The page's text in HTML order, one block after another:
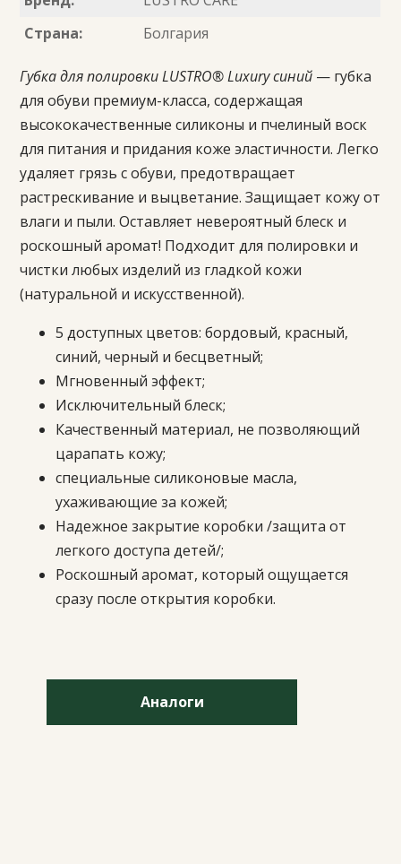
Страна:
Болгария
Губка для полировки LUSTRO® Luxury синий — губка
для обуви премиум-класса, содержащая
высококачественные силиконы и пчелиный воск
для питания и придания коже эластичности. Легко
удаляет грязь с обуви, предотвращает
растрескивание и выцветание. Защищает кожу от
влаги и пыли. Оставляет невероятный блеск и
роскошный аромат! Подходит для полировки и
чистки любых изделий из гладкой кожи
(натуральной и искусственной).
5 доступных цветов: бордовый, красный,
синий, черный и бесцветный;
Мгновенный эффект;
Исключительный блеск;
Качественный материал, не позволяющий
царапать кожу;
специальные силиконовые масла,
ухаживающие за кожей;
Надежное закрытие коробки /защита от
легкого доступа детей/;
Роскошный аромат, который ощущается
сразу после открытия коробки.
Аналоги